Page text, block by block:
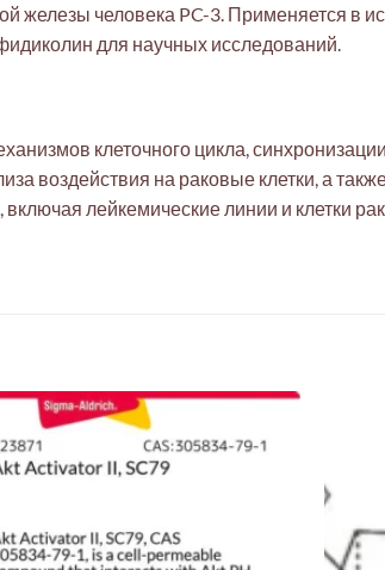
железы человека PC-3. Применяется в
для научных исследований.
клеточного цикла,
воздействия на раковые клетки, а
лейкемические линии и клетки